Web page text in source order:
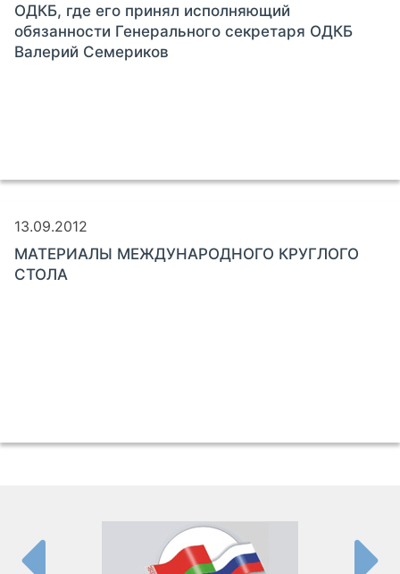
ОДКБ, где его принял исполняющий
обязанности Генерального секретаря ОДКБ
Валерий Семериков
13.09.2012
МАТЕРИАЛЫ МЕЖДУНАРОДНОГО КРУГЛОГО
СТОЛА